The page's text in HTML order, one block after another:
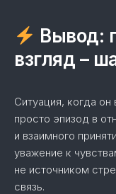
Вывод:
взгляд –
Ситуация, когда он
просто эпизод в
и взаимного
уважение к
не источником
связь.